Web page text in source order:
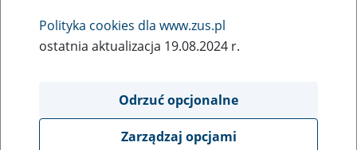
Rodzaj wydarzenia
Szkolenia
Obszar merytoryczny
obsługa klientów
Polityka cookies dla www.zus.pl
ostatnia aktualizacja 19.08.2024 r.
Odrzuć opcjonalne
Zarządzaj opcjami